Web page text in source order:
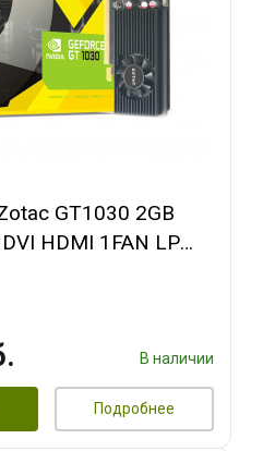
GT1030 2GB
HDMI 1FAN LP
В наличии
Подробнее